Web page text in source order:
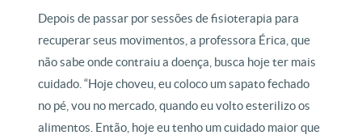
Depois de passar por sessões de fisioterapia para
recuperar seus movimentos, a professora Érica, que
não sabe onde contraiu a doença, busca hoje ter mais
cuidado. “Hoje choveu, eu coloco um sapato fechado
no pé, vou no mercado, quando eu volto esterilizo os
alimentos. Então, hoje eu tenho um cuidado maior que